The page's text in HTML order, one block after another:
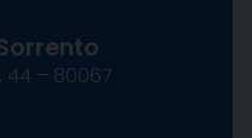
44 – 80067